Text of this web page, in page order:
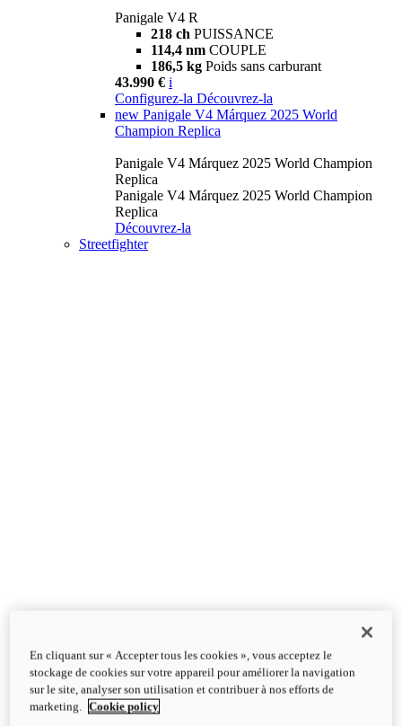
Panigale V4 R
218 ch PUISSANCE
114,4 nm COUPLE
186,5 kg Poids sans carburant
43.990 € i
Configurez-la Découvrez-la
new Panigale V4 Márquez 2025 World
Champion Replica
Panigale V4 Márquez 2025 World Champion
Replica
Panigale V4 Márquez 2025 World Champion
Replica
Découvrez-la
Streetfighter
En cliquant sur « Accepter tous les cookies », vous acceptez le
stockage de cookies sur votre appareil pour améliorer la navigation
sur le site, analyser son utilisation et contribuer à nos efforts de
marketing.
Cookie policy